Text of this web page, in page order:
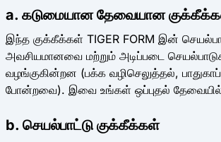
a. கடுமையான தேவையான
இந்த குக்கீக்கள் TIGER FORM இன்
அவசியமானவை மற்றும் அடிப்படை
வழங்குகின்றன (பக்க வழிசெலுத்தல்,
போன்றவை). இவை உங்கள் ஒப்புதல்
b. செயல்பாட்டு குக்கீக்கள்